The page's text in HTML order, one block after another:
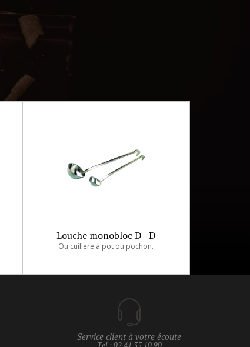
Louche monobloc D - D
Ou cuillère à pot ou pochon.
Service client à votre écoute